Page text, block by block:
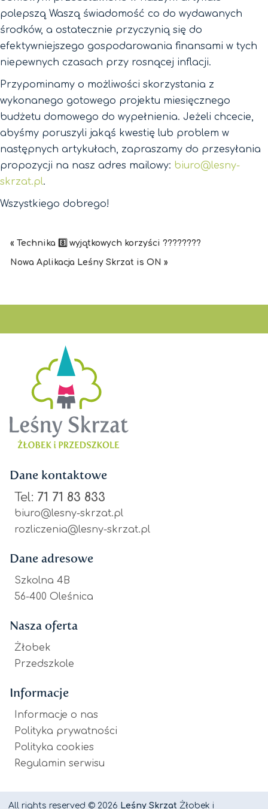
polepszą Waszą świadomość co do wydawanych
środków, a ostatecznie przyczynią się do
efektywniejszego gospodarowania finansami w tych
niepewnych czasach przy rosnącej inflacji.
Przypominamy o możliwości skorzystania z
wykonanego gotowego projektu miesięcznego
budżetu domowego do wypełnienia. Jeżeli chcecie,
abyśmy poruszyli jakąś kwestię lub problem w
następnych artykułach, zapraszamy do przesyłania
propozycji na nasz adres mailowy: biuro@lesny-
skrzat.pl.
Wszystkiego dobrego!
« Technika 8️⃣ wyjątkowych korzyści ????????
Nowa Aplikacja Leśny Skrzat is ON »
Dane kontaktowe
Tel: 71 71 83 833
biuro@lesny-skrzat.pl
rozliczenia@lesny-skrzat.pl
Dane adresowe
Szkolna 4B
56-400 Oleśnica
Nasza oferta
Żłobek
Przedszkole
Informacje
Informacje o nas
Polityka prywatności
Polityka cookies
Regulamin serwisu
All rights reserved © 2026 Leśny Skrzat Żłobek i